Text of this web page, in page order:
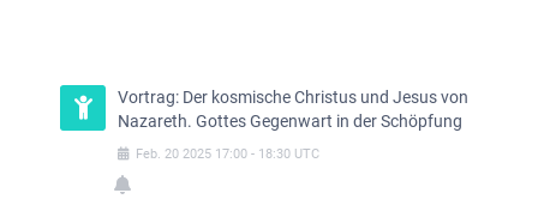
Vortrag: Der kosmische Christus und Jesus von
Nazareth. Gottes Gegenwart in der Schöpfung
Feb. 20 2025 17:00 - 18:30 UTC